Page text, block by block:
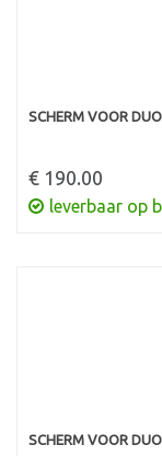
SCHERM VOOR
€ 190.00
leverbaar op
SCHERM VOOR